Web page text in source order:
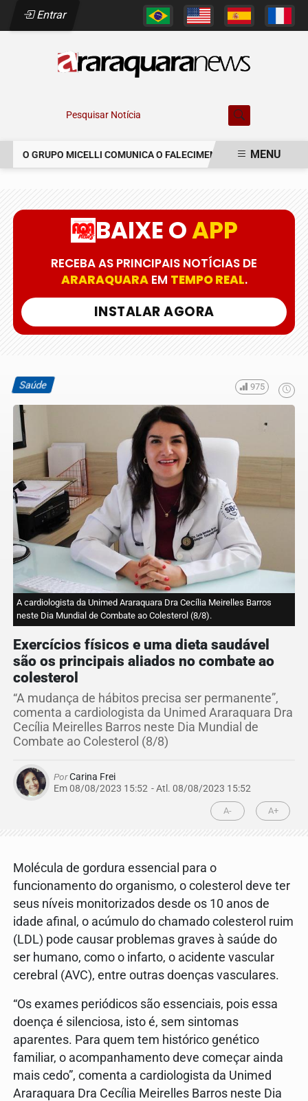
Entrar
Pesquisar Notícia
O GRUPO MICELLI COMUNICA O FALECIMENTO DO SR. MARCELO
MENU
BAIXE OAPP
RECEBA AS PRINCIPAIS NOTÍCIAS DE
ARARAQUARAEM TEMPO REAL.
INSTALAR AGORA
Saúde 975
A cardiologista da Unimed Araraquara Dra Cecília Meirelles Barros
neste Dia Mundial de Combate ao Colesterol (8/8).
Exercícios físicos e uma dieta saudável
são os principais aliados no combate ao
colesterol
“A mudança de hábitos precisa ser permanente”,
comenta a cardiologista da Unimed Araraquara Dra
Cecília Meirelles Barros neste Dia Mundial de
Combate ao Colesterol (8/8)
PorCarina Frei
Em 08/08/2023 15:52 - Atl. 08/08/2023 15:52
A- A+
Molécula de gordura essencial para o
funcionamento do organismo, o colesterol deve ter
seus níveis monitorizados desde os 10 anos de
idade afinal, o acúmulo do chamado colesterol ruim
(LDL) pode causar problemas graves à saúde do
ser humano, como o infarto, o acidente vascular
cerebral (AVC), entre outras doenças vasculares.
“Os exames periódicos são essenciais, pois essa
doença é silenciosa, isto é, sem sintomas
aparentes. Para quem tem histórico genético
familiar, o acompanhamento deve começar ainda
mais cedo”, comenta a cardiologista da Unimed
Araraquara Dra Cecília Meirelles Barros neste Dia